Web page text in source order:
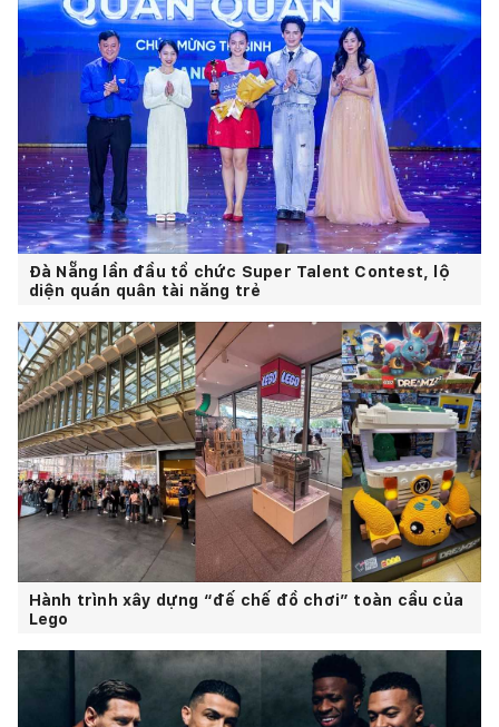
Đà Nẵng lần đầu tổ chức Super Talent Contest, lộ
diện quán quân tài năng trẻ
Hành trình xây dựng “đế chế đồ chơi” toàn cầu của
Lego